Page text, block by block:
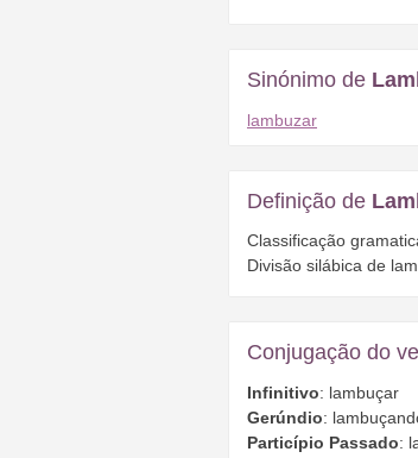
Sinónimo de
lambuzar
Definição de
Classificação
Divisão silábica de
Conjugação do
Infinitivo: lambuçar
Gerúndio:
Particípio Passado: